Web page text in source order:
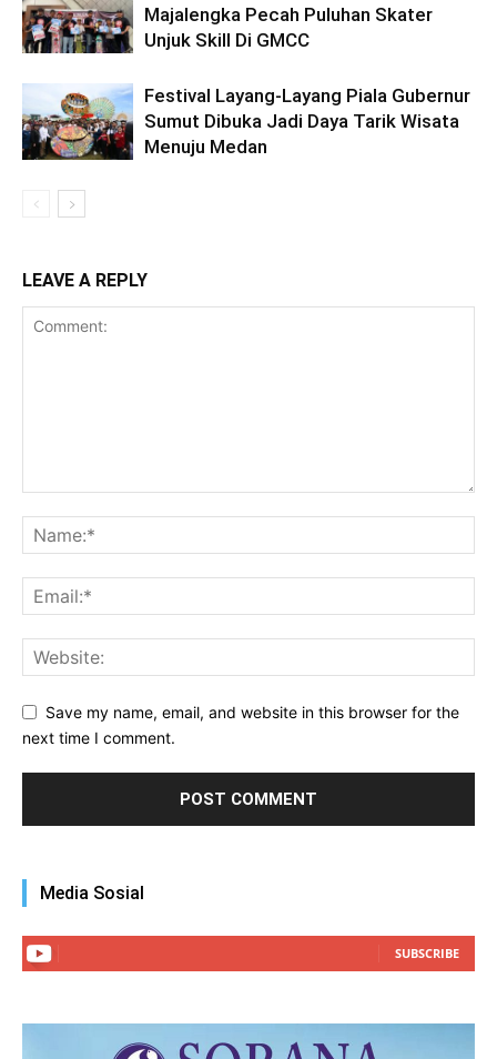
Majalengka Pecah Puluhan Skater
Unjuk Skill Di GMCC
Festival Layang-Layang Piala Gubernur
Sumut Dibuka Jadi Daya Tarik Wisata
Menuju Medan
LEAVE A REPLY
Save my name, email, and website in this browser for the
next time I comment.
Media Sosial
SUBSCRIBE